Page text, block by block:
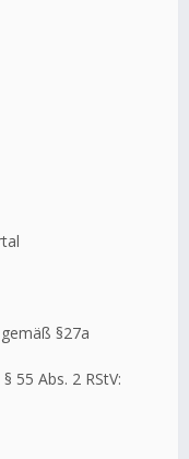
§27a
55 Abs. 2 RStV: